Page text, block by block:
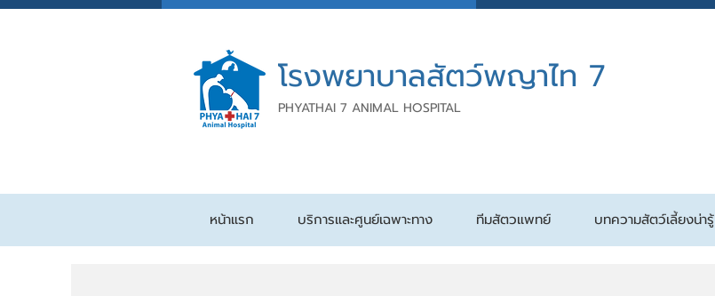
โรงพยาบาลสัตว์พญาไท 7
PHYATHAI 7 ANIMAL HOSPITAL
หน้าแรก บริการและศูนย์เฉพาะทาง ทีมสัตวแพทย์ บทความสัตว์เลี้ยงน่ารู้